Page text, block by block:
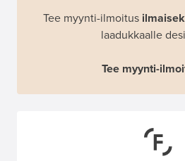
Tee myynti-ilmoitus
laadukkaalle
Tee myynti-